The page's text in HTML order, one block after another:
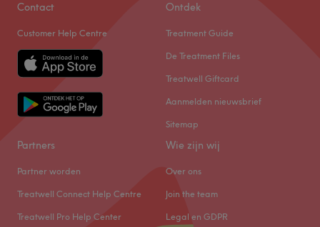
Contact
Customer Help Centre
Ontdek
Treatment Guide
De Treatment Files
Treatwell Giftcard
Aanmelden nieuwsbrief
Sitemap
Partners
Partner worden
Treatwell Connect Help Centre
Treatwell Pro Help Center
Wie zijn wij
Over ons
Join the team
Legal en GDPR